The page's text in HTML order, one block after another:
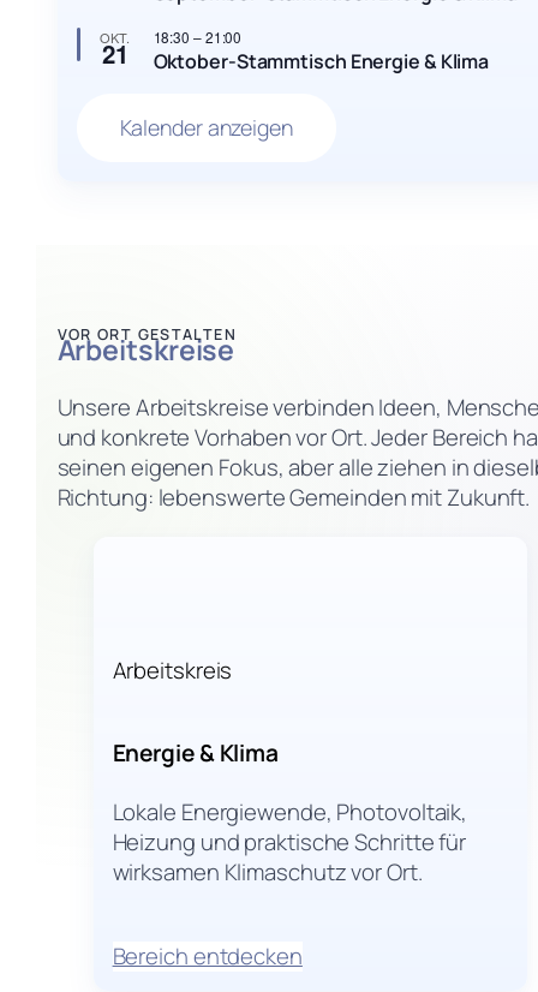
OKT.
21 18:30 –21:00
Oktober-Stammtisch Energie & Klima
Kalender anzeigen
VOR ORT GESTALTEN
Arbeitskreise
Unsere Arbeitskreise verbinden Ideen,
und konkrete Vorhaben vor Ort. Jeder Bereich
seinen eigenen Fokus, aber alle ziehen in
Richtung: lebenswerte Gemeinden mit Zukunft.
Arbeitskreis
Energie & Klima
Lokale Energiewende, Photovoltaik,
Heizung und praktische Schritte für
wirksamen Klimaschutz vor Ort.
Bereich entdecken